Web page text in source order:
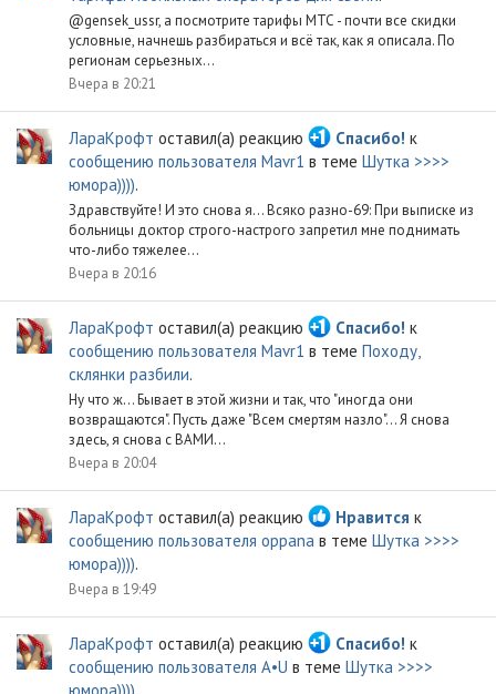
@gensek_ussr, а посмотрите тарифы МТС - почти все скидки
условные, начнешь разбираться и всё так, как я описала. По
регионам серьезных...
Вчера в 20:21
ЛараКрофт оставил(а) реакцию Спасибо! к
сообщению пользователя Mavr1 в теме Шутка >>>>
юмора)))).
Здравствуйте! И это снова я... Всяко разно-69: При выписке из
больницы доктор строго-настрого запретил мне поднимать
что-либо тяжелее...
Вчера в 20:16
ЛараКрофт оставил(а) реакцию Спасибо! к
сообщению пользователя Mavr1 в теме Походу,
склянки разбили.
Ну что ж... Бывает в этой жизни и так, что "иногда они
возвращаются". Пусть даже "Всем смертям назло"... Я снова
здесь, я снова с ВАМИ...
Вчера в 20:04
ЛараКрофт оставил(а) реакцию Нравится к
сообщению пользователя oppana в теме Шутка >>>>
юмора)))).
Вчера в 19:49
ЛараКрофт оставил(а) реакцию Спасибо! к
сообщению пользователя A•U в теме Шутка >>>>